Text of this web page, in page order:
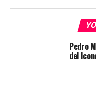
Pedro
del